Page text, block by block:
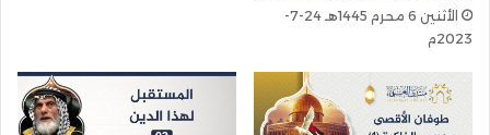
الأثنين 6 محرم 1445هـ 24-7-
2023م